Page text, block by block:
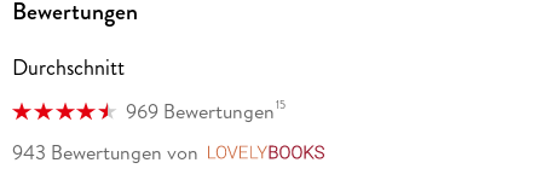
Bewertungen
Durchschnitt
969 Bewertungen15
943 Bewertungen von